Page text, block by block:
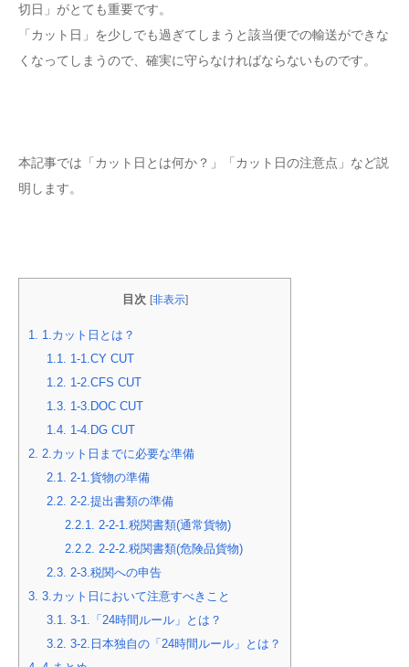
切日」がとても重要です。
「カット日」を少しでも過ぎてしまうと該当便での輸送ができな
くなってしまうので、確実に守らなければならないものです。
本記事では「カット日とは何か？」「カット日の注意点」など説
明します。
目次 [非表示]
1. 1.カット日とは？
1.1. 1-1.CY CUT
1.2. 1-2.CFS CUT
1.3. 1-3.DOC CUT
1.4. 1-4.DG CUT
2. 2.カット日までに必要な準備
2.1. 2-1.貨物の準備
2.2. 2-2.提出書類の準備
2.2.1. 2-2-1.税関書類(通常貨物)
2.2.2. 2-2-2.税関書類(危険品貨物)
2.3. 2-3.税関への申告
3. 3.カット日において注意すべきこと
3.1. 3-1.「24時間ルール」とは？
3.2. 3-2.日本独自の「24時間ルール」とは？